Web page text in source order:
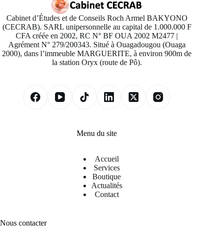
Cabinet d’Études et de Conseils Roch Armel BAKYONO
(CECRAB). SARL unipersonnelle au capital de 1.000.000 F
CFA créée en 2002, RC N° BF OUA 2002 M2477 |
Agrément N° 279/200343. Situé à Ouagadougou (Ouaga
2000), dans l’immeuble MARGUERITE, à environ 900m de
la station Oryx (route de Pô).
Menu du site
Accueil
Services
Boutique
Actualités
Contact
Nous contacter